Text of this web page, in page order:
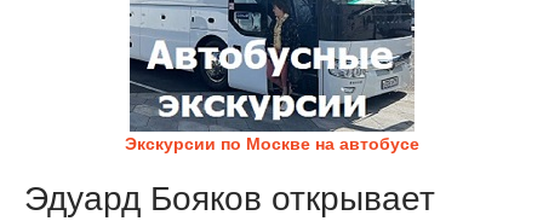
Экскурсии по Москве на автобусе
Эдуард Бояков открывает